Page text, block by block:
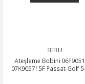
BERU
Ateşleme Bobini
07K905715F Passat-Golf